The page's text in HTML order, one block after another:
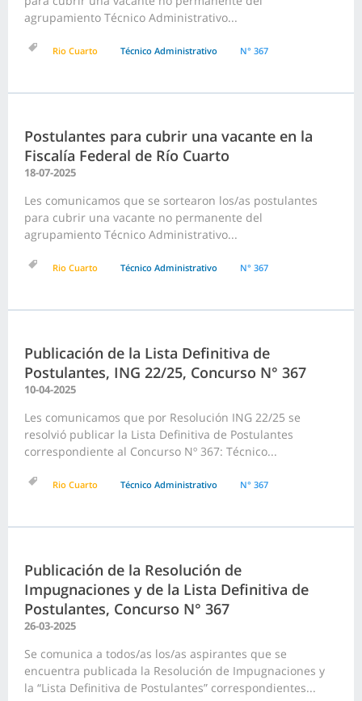
agrupamiento Técnico Administrativo...
Rio Cuarto Técnico Administrativo N° 367
Postulantes para cubrir una vacante en la
Fiscalía Federal de Río Cuarto
18-07-2025
Les comunicamos que se sortearon los/as postulantes
para cubrir una vacante no permanente del
agrupamiento Técnico Administrativo...
Rio Cuarto Técnico Administrativo N° 367
Publicación de la Lista Definitiva de
Postulantes, ING 22/25, Concurso N° 367
10-04-2025
Les comunicamos que por Resolución ING 22/25 se
resolvió publicar la Lista Definitiva de Postulantes
correspondiente al Concurso Nº 367: Técnico...
Rio Cuarto Técnico Administrativo N° 367
Publicación de la Resolución de
Impugnaciones y de la Lista Definitiva de
Postulantes, Concurso N° 367
26-03-2025
Se comunica a todos/as los/as aspirantes que se
encuentra publicada la Resolución de Impugnaciones y
la “Lista Definitiva de Postulantes” correspondientes...